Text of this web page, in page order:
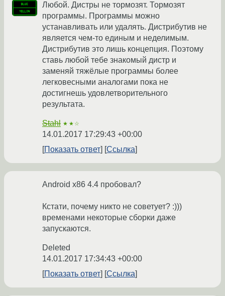
Любой. Дистры не тормозят. Тормозят
программы. Программы можно
устанавливать или удалять. Дистрибутив не
является чем-то единым и неделимым.
Дистрибутив это лишь концепция. Поэтому
ставь любой тебе знакомый дистр и
заменяй тяжёлые программы более
легковесными аналогами пока не
достигнешь удовлетворительного
результата.
Stahl ★★☆
14.01.2017 17:29:43 +00:00
Показать ответ
Ссылка
Android x86 4.4 пробовал?
Кстати, почему никто не советует? :)))
временами некоторые сборки даже
запускаются.
Deleted
14.01.2017 17:34:43 +00:00
Показать ответ
Ссылка